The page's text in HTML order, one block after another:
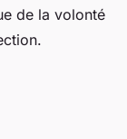
de la volonté